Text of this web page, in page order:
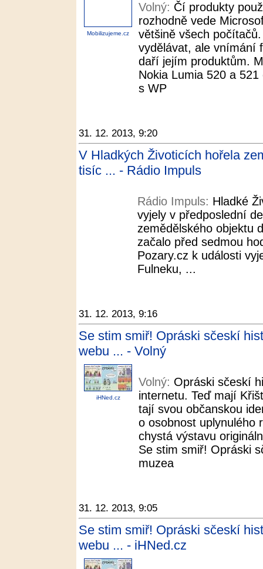
Mobilizujeme.cz
Volný: Čí produkty
rozhodně vede
většině všech
vydělávat, ale vnímání
daří jejím produktům.
Nokia Lumia 520 a
s WP
31. 12. 2013, 9:20
V Hladkých Životicích hořela
tisíc ... - Rádio Impuls
Rádio Impuls: Hladké
vyjely v předposlední
zemědělského objektu
začalo před sedmou
Pozary.cz k události
Fulneku, ...
31. 12. 2013, 9:16
Se stim smiř! Opráski sčeskí
webu ... - Volný
iHNed.cz
Volný: Opráski sčeskí
internetu. Teď mají
tají svou občanskou
o osobnost uplynulého
chystá výstavu
Se stim smiř! Opráski
muzea
31. 12. 2013, 9:05
Se stim smiř! Opráski sčeskí
webu ... - iHNed.cz